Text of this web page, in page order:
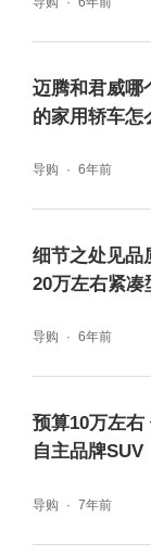
银河M9搭
系统，基础
迈腾和君威哪
的家用轿车怎
导购 6年前
细节之处见品
20万左右紧凑
导购 6年前
预算10万左右
自主品牌SUV
导购 7年前